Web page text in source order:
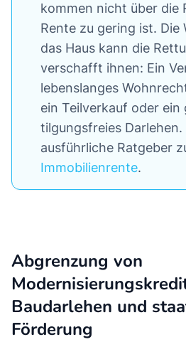
kommen nicht über die
Rente zu gering ist. Die
das Haus kann die
verschafft ihnen: Ein
lebenslanges
ein Teilverkauf oder ein
tilgungsfreies Darlehen.
ausführliche Ratgeber
Immobilienrente.
Abgrenzung von
Baudarlehen und
Förderung